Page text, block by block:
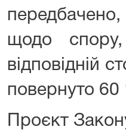
передбачено,
щодо
відповідній
повернуто 60
Проєкт